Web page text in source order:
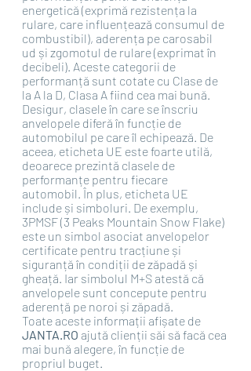
energetică (exprimă rezistența la
rulare, care influențează consumul de
combustibil), aderența pe carosabil
ud și zgomotul de rulare (exprimat în
decibeli). Aceste categorii de
performanță sunt cotate cu Clase de
la A la D, Clasa A fiind cea mai bună.
Desigur, clasele în care se înscriu
anvelopele diferă în funcție de
automobilul pe care îl echipează. De
aceea, eticheta UE este foarte utilă,
deoarece prezintă clasele de
performanțe pentru fiecare
automobil. În plus, eticheta UE
include și simboluri. De exemplu,
3PMSF (3 Peaks Mountain Snow Flake)
este un simbol asociat anvelopelor
certificate pentru tracțiune și
siguranță în condiții de zăpadă și
gheață. Iar simbolul M+S atestă că
anvelopele sunt concepute pentru
aderență pe noroi și zăpadă.
Toate aceste informații afișate de
JANTA.RO ajută clienții săi să facă cea
mai bună alegere, în funcție de
propriul buget.